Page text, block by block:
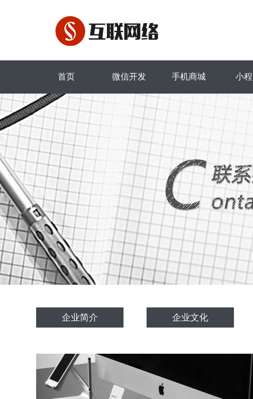
首页 微信开发 手机商城 小
企业简介 企业文化